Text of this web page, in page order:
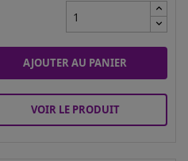
AJOUTER AU PANIER
VOIR LE PRODUIT